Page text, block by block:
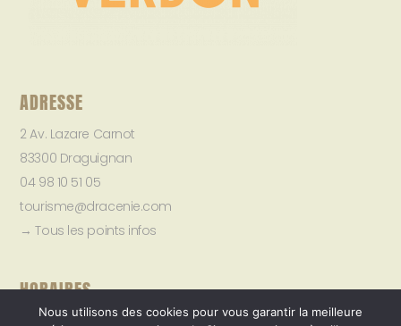
ADRESSE
2 Av. Lazare Carnot
83300 Draguignan
04 98 10 51 05
tourisme@dracenie.com
→ Tous les points infos
HORAIRES
→ Tous les horaires
Nous utilisons des cookies pour vous garantir la meilleure